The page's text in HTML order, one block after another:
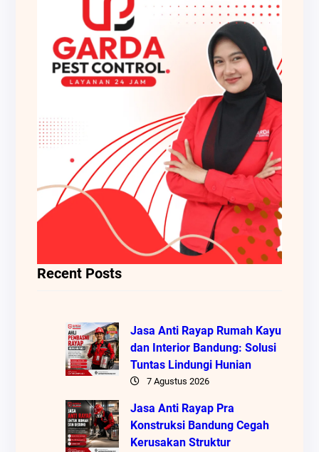
Recent Posts
Jasa Anti Rayap Rumah Kayu
dan Interior Bandung: Solusi
Tuntas Lindungi Hunian
7 Agustus 2026
Jasa Anti Rayap Pra
Konstruksi Bandung Cegah
Kerusakan Struktur